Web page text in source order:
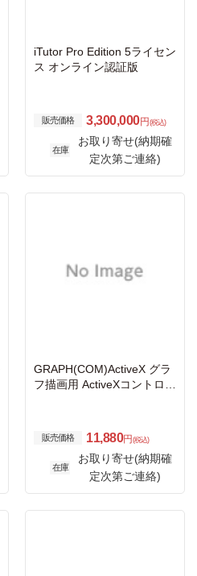
iTutor Pro Edition 5ライセン
ス オンライン認証版
販売価格 3,300,000円 (税込)
在庫
お取り寄せ(納期確
定次第ご連絡)
GRAPH(COM)ActiveX グラ
フ描画用 ActiveXコントロー
販売価格 11,880円 (税込)
在庫
お取り寄せ(納期確
定次第ご連絡)